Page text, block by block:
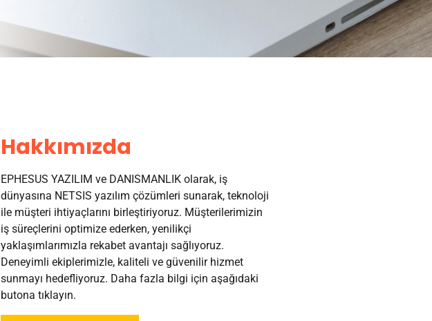
Hakkımızda
EPHESUS YAZILIM ve DANISMANLIK olarak, iş
dünyasına NETSIS yazılım çözümleri sunarak, teknoloji
ile müşteri ihtiyaçlarını birleştiriyoruz. Müşterilerimizin
iş süreçlerini optimize ederken, yenilikçi
yaklaşımlarımızla rekabet avantajı sağlıyoruz.
Deneyimli ekiplerimizle, kaliteli ve güvenilir hizmet
sunmayı hedefliyoruz. Daha fazla bilgi için aşağıdaki
butona tıklayın.